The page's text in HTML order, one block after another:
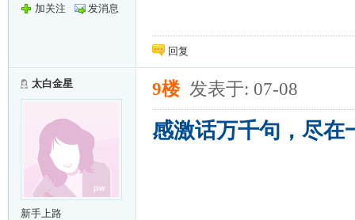
加关注
发消息
回复
太白金星
新手上路
9楼 发表于: 07-08
感激话万千句，尽在